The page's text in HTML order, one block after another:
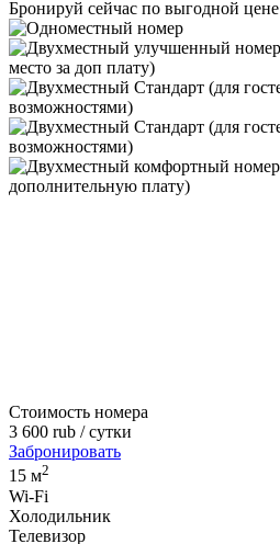
Бронируй сейчас по выгодной цене
Стоимость номера
3 600 rub / сутки
Забронировать
15 м2
Wi-Fi
Холодильник
Телевизор